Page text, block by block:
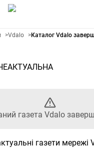
газета
>Vdalo >Каталог Vdalo
газета Vdalo
газети мережі